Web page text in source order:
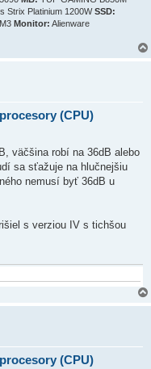
Strix Platinium 1200WSSD:
Monitor: Alienware
(CPU)
väčšina robí na 36dB alebo
sa sťažuje na hlučnejšiu
nemusí byť 36dB u
s verziou IV s tichšou
(CPU)